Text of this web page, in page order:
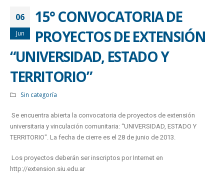
06
Jun
15° CONVOCATORIA DE
PROYECTOS DE EXTENSIÓN
“UNIVERSIDAD, ESTADO Y
TERRITORIO”
Sin categoría
Se encuentra abierta la convocatoria de proyectos de extensión
universitaria y vinculación comunitaria: “UNIVERSIDAD, ESTADO Y
TERRITORIO". La fecha de cierre es el 28 de junio de 2013.
Los proyectos deberán ser inscriptos por Internet en
http://extension.siu.edu.ar